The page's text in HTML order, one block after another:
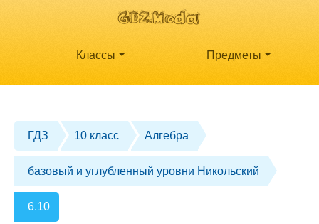
Классы Предметы
ГДЗ 10 класс Алгебра
базовый и углубленный уровни Никольский
6.10